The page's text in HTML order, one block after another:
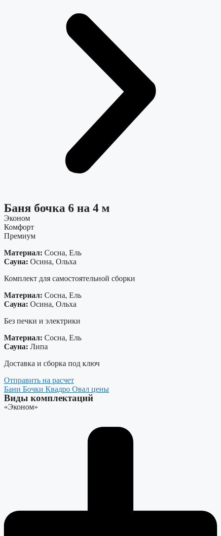
Баня бочка 6 на 4 м
Эконом
Комфорт
Премиум
Материал: Сосна, Ель
Сауна: Осина, Ольха
Комплект для самостоятельной сборки
Материал: Сосна, Ель
Сауна: Осина, Ольха
Без печки и электрики
Материал: Сосна, Ель
Сауна: Липа
Доставка и сборка под ключ
Отправить на расчет
Бани Бочки Квадро Овал цены
Виды комплектаций
«Эконом»